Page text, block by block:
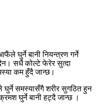
घुर्ने बानी नियन्त्रण गर्ने
सधैं कोल्टे फेरेर सुत्दा
कम हुँदै जान्छ।
घुर्ने समस्यासँगै शरीर सुगठित हुन
घुर्ने बानी हट्दै जान्छ ।